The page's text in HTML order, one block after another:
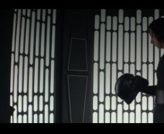
Star Wars – Soundtrack
Home News Musik Videos